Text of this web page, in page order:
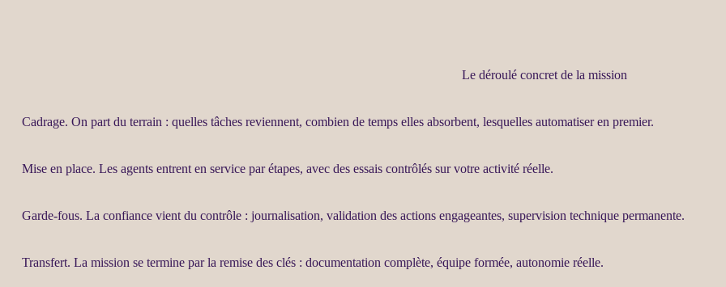
Le déroulé concret de la mission
Cadrage. On part du terrain : quelles tâches reviennent, combien de temps elles absorbent, lesquelles automatiseren premier.
Mise en place. Les agents entrent en service par étapes, avec des essais contrôlés sur votre activité réelle.
Garde-fous. La confiance vient du contrôle : journalisation, validation des actions engageantes, supervision technique permanente.
Transfert. La mission se termine par la remise des clés : documentation complète, équipe formée, autonomie réelle.